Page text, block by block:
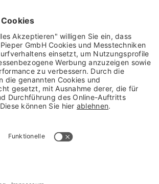
seit 2010
der Verbundgruppe beauty alliance